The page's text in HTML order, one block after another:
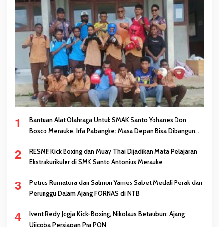
1
Bantuan Alat Olahraga Untuk SMAK Santo Yohanes Don
Bosco Merauke, Irfa Pabangke: Masa Depan Bisa Dibangun
2
RESMI! Kick Boxing dan Muay Thai Dijadikan Mata Pelajaran
Ekstrakurikuler di SMK Santo Antonius Merauke
3
Petrus Rumatora dan Salmon Yames Sabet Medali Perak dan
Perunggu Dalam Ajang FORNAS di NTB
4
Ivent Redy Jogja Kick-Boxing, Nikolaus Betaubun: Ajang
Ujicoba Persiapan Pra PON